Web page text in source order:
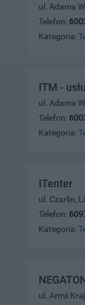
ul. Adama
Telefon:
Kategoria:
ITM -
ul. Adama
Telefon:
Kategoria:
ITenter
ul. Czarlin,
Telefon:
Kategoria:
ul. Armii